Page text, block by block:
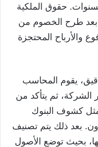
حقوق الملكية
طرح الخصوم من
والأرباح المحتجزة
يقوم المحاسب
الشركة، ثم يتأكد من
مثل كشوف البنوك
بعد ذلك يتم تصنيف
بحيث توضع الأصول